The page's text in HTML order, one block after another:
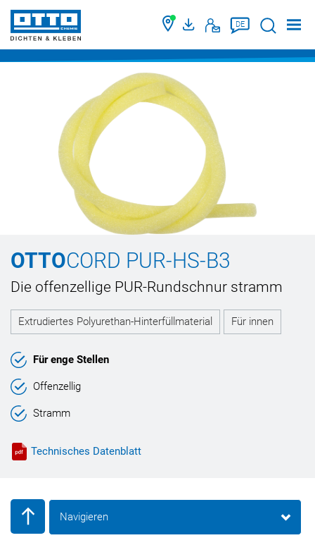
DE Suche
OTTOCORD PUR-HS-B3
Die offenzellige PUR-Rundschnur stramm
Extrudiertes Polyurethan-Hinterfüllmaterial Für innen
Für enge Stellen
Offenzellig
Stramm
Technisches Datenblatt
Navigieren